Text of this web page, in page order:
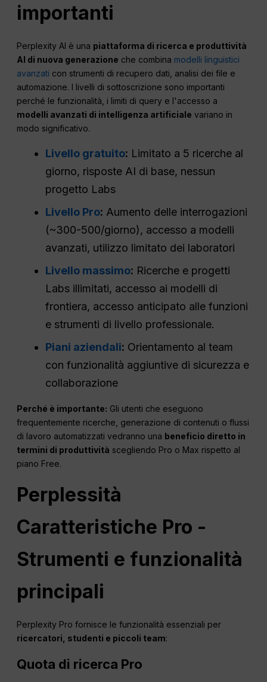
importanti
Perplexity AI è una piattaforma di ricerca e produttività
AI di nuova generazione che combina modelli linguistici
avanzati con strumenti di recupero dati, analisi dei file e
automazione. I livelli di sottoscrizione sono importanti
perché le funzionalità, i limiti di query e l'accesso a
modelli avanzati di intelligenza artificiale variano in
modo significativo.
Livello gratuito: Limitato a 5 ricerche al
giorno, risposte AI di base, nessun
progetto Labs
Livello Pro: Aumento delle interrogazioni
(~300-500/giorno), accesso a modelli
avanzati, utilizzo limitato dei laboratori
Livello massimo: Ricerche e progetti
Labs illimitati, accesso ai modelli di
frontiera, accesso anticipato alle funzioni
e strumenti di livello professionale.
Piani aziendali: Orientamento al team
con funzionalità aggiuntive di sicurezza e
collaborazione
Perché è importante: Gli utenti che eseguono
frequentemente ricerche, generazione di contenuti o flussi
di lavoro automatizzati vedranno una beneficio diretto in
termini di produttività scegliendo Pro o Max rispetto al
piano Free.
Perplessità
Caratteristiche Pro -
Strumenti e funzionalità
principali
Perplexity Pro fornisce le funzionalità essenziali per
ricercatori, studenti e piccoli team:
Quota di ricerca Pro